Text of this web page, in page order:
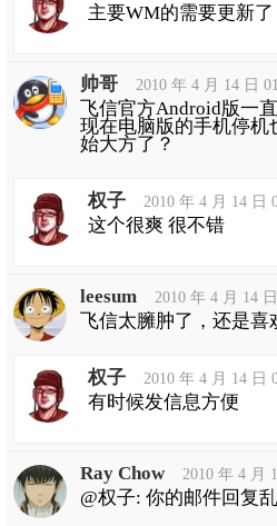
主要WM的需要更新了
帅哥 2010 年 4 月 14 日
飞信官方Android版一
现在电脑版的手机停
始大方了？
权子 2010 年 4 月 14 日
这个很爽 很不错
leesum 2010 年 4 月 14
飞信太臃肿了，还是喜
权子 2010 年 4 月 14 日
有时候发信息方便
Ray Chow 2010 年 4 月
@权子: 你的邮件回复